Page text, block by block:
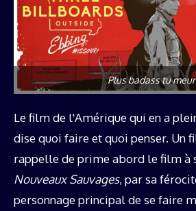
Plus badass tu
Le film de l'Amérique qui en a
dise quoi faire et quoi penser. Un
rappelle de prime abord le film à
Nouveaux Sauvages, par sa
personnage principal de se faire